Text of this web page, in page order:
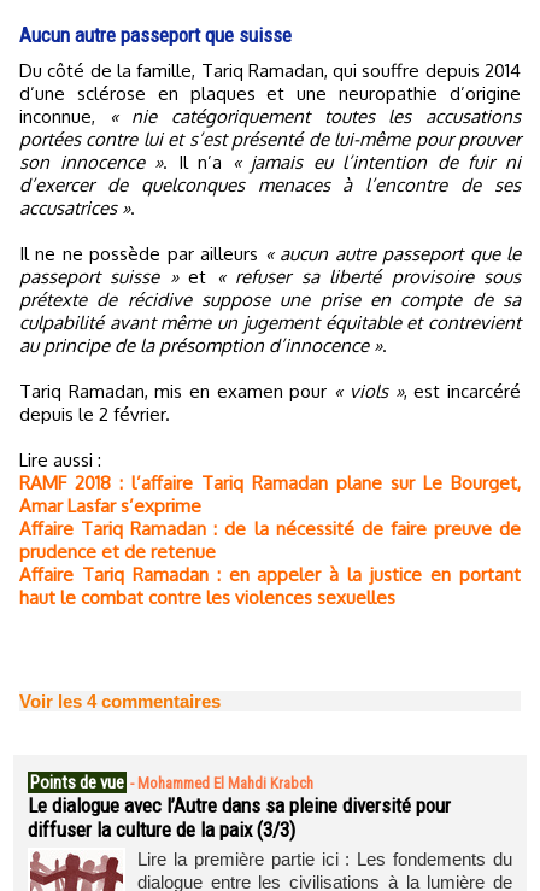
Aucun autre passeport que suisse
Du côté de la famille, Tariq Ramadan, qui souffre depuis 2014
d’une sclérose en plaques et une neuropathie d’origine
inconnue,
« nie catégoriquement toutes les accusations
portées contre lui et s’est présenté de lui-même pour prouver
son innocence ». Il n’a
« jamais eu l’intention de fuir ni
d’exercer de quelconques menaces à l’encontre de ses
accusatrices ».
Il ne ne possède par ailleurs « aucun autre passeport que le
passeport suisse »et « refuser sa liberté provisoire sous
prétexte de récidive suppose une prise en compte de sa
culpabilité avant même un jugement équitable et contrevient
au principe de la présomption d’innocence ».
Tariq Ramadan, mis en examen pour « viols », est incarcéré
depuis le 2 février.
Lire aussi :
RAMF 2018 : l’affaire Tariq Ramadan plane sur Le Bourget,
Amar Lasfar s’exprime
Affaire Tariq Ramadan : de la nécessité de faire preuve de
prudence et de retenue
Affaire Tariq Ramadan : en appeler à la justice en portant
haut le combat contre les violences sexuelles
Voir les 4commentaires
Points de vue - Mohammed El Mahdi Krabch
Le dialogue avec l’Autre dans sa pleine diversité pour
diffuser la culture de la paix (3/3)
Lire la première partie ici : Les fondements du
dialogue entre les civilisations à la lumière de